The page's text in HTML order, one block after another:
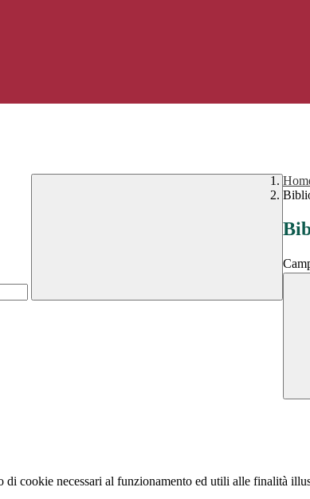
cookie necessari al funzionamento ed utili alle finalità